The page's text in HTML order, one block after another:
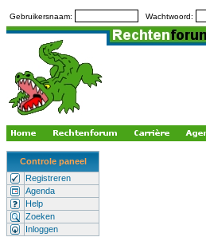
Gebruikersnaam: Wachtwoord:
Controle paneel
Registreren
Agenda
Help
Zoeken
Inloggen